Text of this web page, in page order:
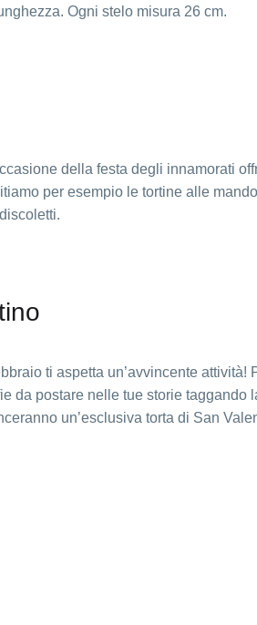
Ogni stelo misura 26 cm.
della festa degli innamorati
per esempio le tortine alle
ti aspetta un’avvincente attività!
da postare nelle tue storie taggando
un’esclusiva torta di San